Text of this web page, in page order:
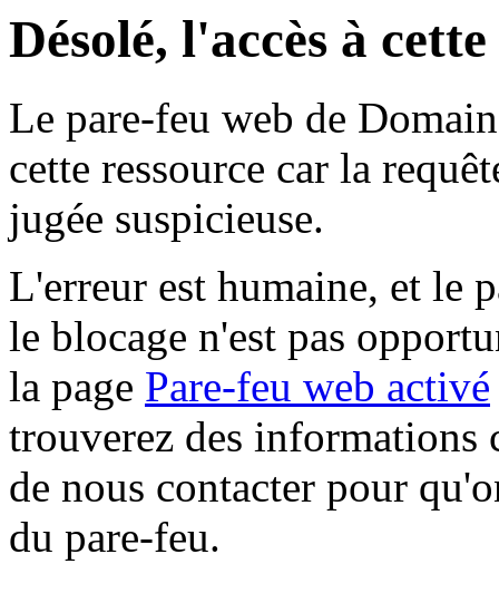
Désolé, l'accès à
Le pare-feu web de
cette ressource car la
jugée suspicieuse.
L'erreur est humaine, et le
le blocage n'est pas
la page Pare-feu web activé
trouverez des informations
de nous contacter pour
du pare-feu.